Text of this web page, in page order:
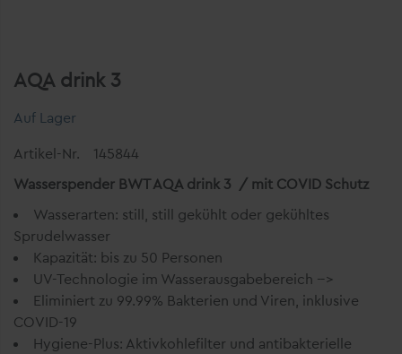
AQA drink 3
Auf Lager
Artikel-Nr.
145844
Wasserspender BWT AQA drink 3 / mit COVID Schutz
Wasserarten: still, still gekühlt oder gekühltes
Sprudelwasser
Kapazität: bis zu 50 Personen
UV-Technologie im Wasserausgabebereich -->
Eliminiert zu 99.99% Bakterien und Viren, inklusive
COVID-19
Hygiene-Plus: Aktivkohlefilter und antibakterielle